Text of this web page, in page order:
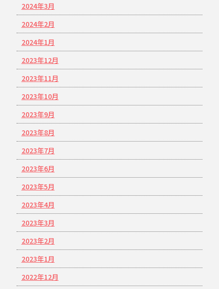
2024年3月
2024年2月
2024年1月
2023年12月
2023年11月
2023年10月
2023年9月
2023年8月
2023年7月
2023年6月
2023年5月
2023年4月
2023年3月
2023年2月
2023年1月
2022年12月